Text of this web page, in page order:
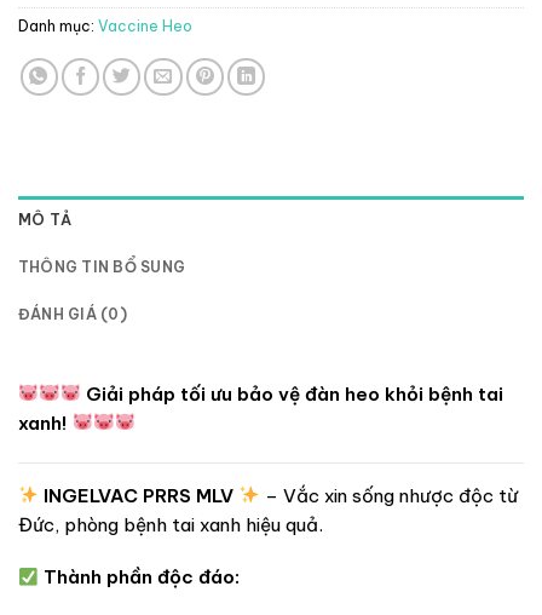
Danh mục: Vaccine Heo
MÔ TẢ
THÔNG TIN BỔ SUNG
ĐÁNH GIÁ (0)
Giải pháp tối ưu bảo vệ đàn heo khỏi bệnh tai
xanh!
INGELVAC PRRS MLV
– Vắc xin sống nhược độc từ
Đức, phòng bệnh tai xanh hiệu quả.
Thành phần độc đáo: